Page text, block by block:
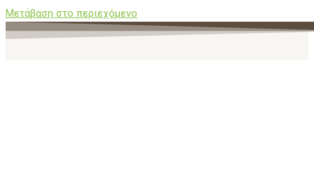
Μετάβαση στο περιεχόμενο